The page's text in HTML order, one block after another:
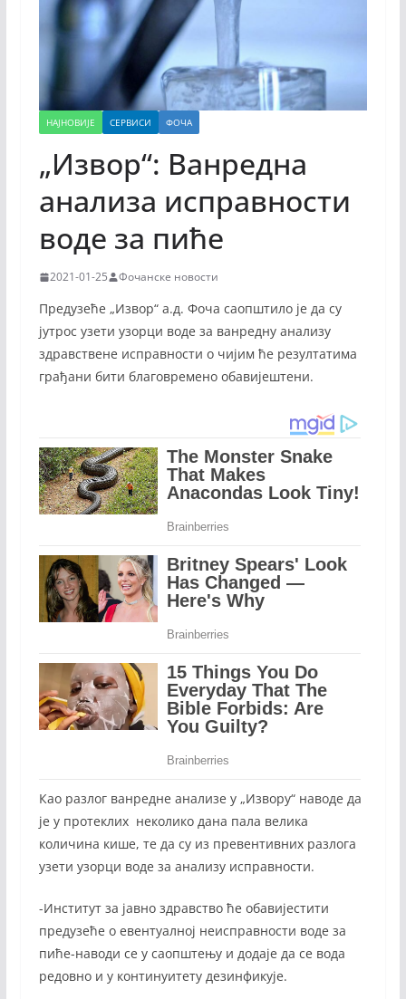
НАЈНОВИЈЕ СЕРВИСИ ФОЧА
„Извор“: Ванредна
анализа исправности
воде за пиће
2021-01-25 Фочанске новости
Предузеће „Извор“ а.д. Фоча саопштило је да су
јутрос узети узорци воде за ванредну анализу
здравствене исправности о чијим ће резултатима
грађани бити благовремено обавијештени.
Као разлог ванредне анализе у „Извору“ наводе да
је у протеклих неколико дана пала велика
количина кише, те да су из превентивних разлога
узети узорци воде за анализу исправности.
-Институт за јавно здравство ће обавијестити
предузеће о евентуалној неисправности воде за
пиће-наводи се у саопштењу и додаје да се вода
редовно и у континуитету дезинфикује.